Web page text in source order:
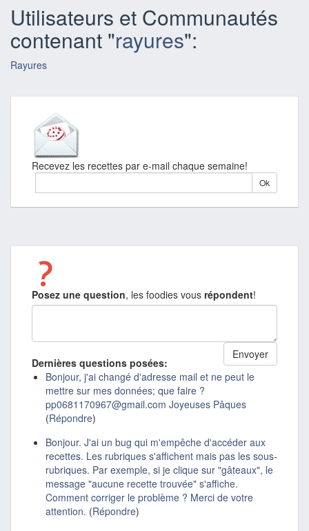
Utilisateurs et Communautés
contenant "rayures":
Rayures
Recevez les recettes par e-mail chaque semaine!
Posez une question, les foodies vous répondent!
Dernières questions posées:
Bonjour, j'ai changé d'adresse mail et ne peut le
mettre sur mes données; que faire ?
pp0681170967@gmail.com Joyeuses Pâques
(Répondre)
Bonjour. J'ai un bug qui m'empêche d'accéder aux
recettes. Les rubriques s'affichent mais pas les sous-
rubriques. Par exemple, si je clique sur "gâteaux", le
message "aucune recette trouvée" s'affiche.
Comment corriger le problème ? Merci de votre
attention. (Répondre)